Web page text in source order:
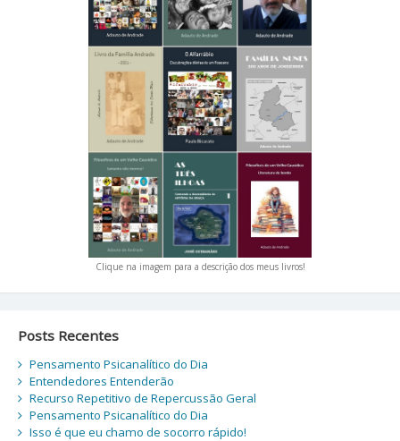
Clique na imagem para a descrição dos meus livros!
Posts Recentes
Pensamento Psicanalítico do Dia
Entendedores Entenderão
Recurso Repetitivo de Repercussão Geral
Pensamento Psicanalítico do Dia
Isso é que eu chamo de socorro rápido!